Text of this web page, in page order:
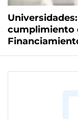
cumplimiento